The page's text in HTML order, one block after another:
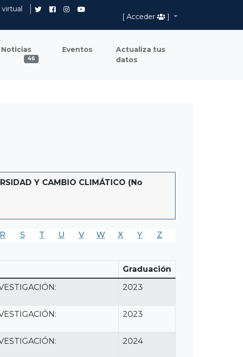
virtual
[ Acceder
]
Noticias
46
Eventos
Actualiza tus
datos
Y CAMBIO CLIMÁTICO (No
R S T U V W X Y Z
Graduación
2023
2023
2024